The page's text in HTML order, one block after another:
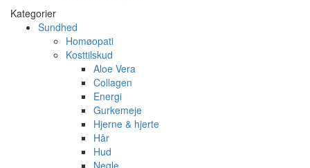
Kategorier
Sundhed
Homøopati
Kosttilskud
Aloe Vera
Collagen
Energi
Gurkemeje
Hjerne & hjerte
Hår
Hud
Negle